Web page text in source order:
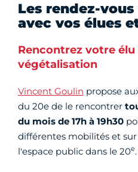
Les rendez-
avec vos élues
Rencontrez votre
végétalisation
Vincent Goulin propose
du 20e de le rencontrer
du mois de 17h à 19h30
différentes mobilités et
l'espace public dans le 20e.